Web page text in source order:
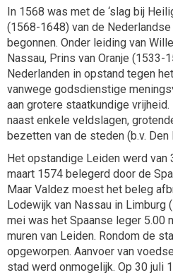
In 1568 was met de ‘slag bij
(1568-1648) van de
begonnen. Onder leiding van
Nassau, Prins van Oranje (1533-
Nederlanden in opstand tegen
vanwege godsdienstige
aan grotere staatkundige
naast enkele veldslagen,
bezetten van de steden (b.v.
Het opstandige Leiden werd van
maart 1574 belegerd door de
Maar Valdez moest het beleg
Lodewijk van Nassau in Limburg
mei was het Spaanse leger 5.00
muren van Leiden. Rondom de
opgeworpen. Aanvoer van
stad werd onmogelijk. Op 30 juli